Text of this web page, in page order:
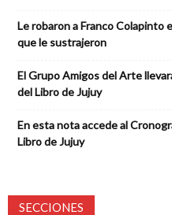
Le robaron a Franco Colapinto
que le sustrajeron
El Grupo Amigos del Arte
del Libro de Jujuy
En esta nota accede al
Libro de Jujuy
SECCIONES